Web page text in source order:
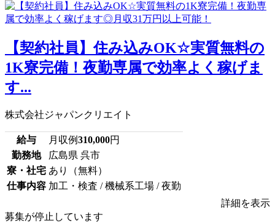
【契約社員】住み込みOK☆実質無料の
1K寮完備！夜勤専属で効率よく稼げま
す...
株式会社ジャパンクリエイト
給与 月収例310,000円
勤務地
広島県 呉市
寮・社宅 あり（無料）
仕事内容 加工・検査 / 機械系工場 / 夜勤
詳細を表示
募集が停止しています